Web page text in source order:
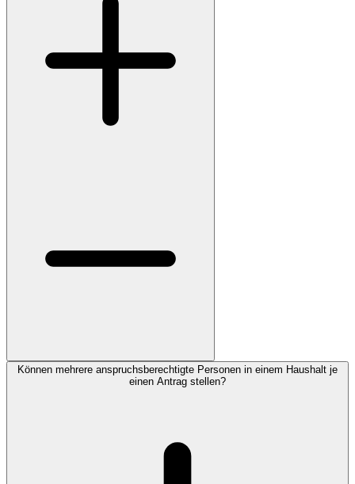
Können mehrere anspruchsberechtigte Personen in einem Haushalt je
einen Antrag stellen?